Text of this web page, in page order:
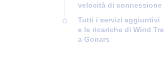
velocità di connessione
Tutti i servizi aggiuntivi
e le ricariche di Wind Tre
a Gonars